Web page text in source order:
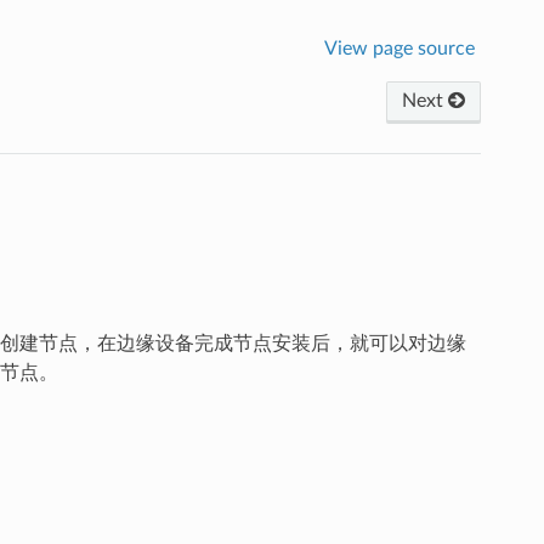
View page source
Next
建节点，在边缘设备完成节点安装后，就可以对边缘
点。